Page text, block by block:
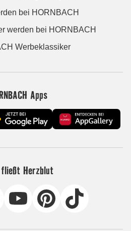
bei HORNBACH
werden bei HORNBACH
Werbeklassiker
Apps
Herzblut